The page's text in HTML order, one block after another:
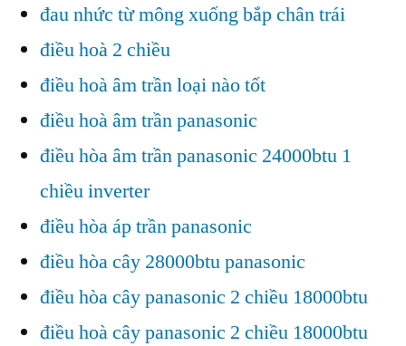
đau nhức từ mông xuống bắp chân trái
điều hoà 2 chiều
điều hoà âm trần loại nào tốt
điều hoà âm trần panasonic
điều hòa âm trần panasonic 24000btu 1
chiều inverter
điều hòa áp trần panasonic
điều hòa cây 28000btu panasonic
điều hòa cây panasonic 2 chiều 18000btu
điều hoà cây panasonic 2 chiều 18000btu